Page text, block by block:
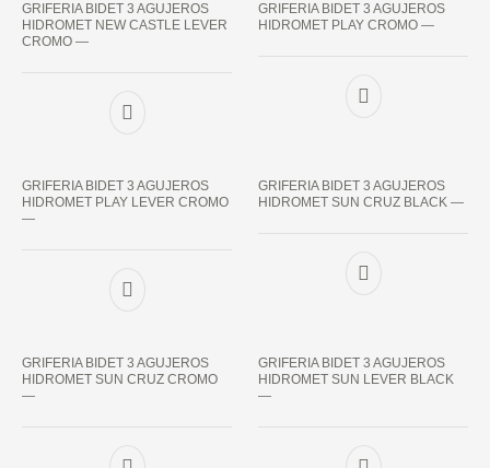
GRIFERIA BIDET 3 AGUJEROS
HIDROMET NEW CASTLE LEVER
CROMO —
GRIFERIA BIDET 3 AGUJEROS
HIDROMET PLAY CROMO —
GRIFERIA BIDET 3 AGUJEROS
HIDROMET PLAY LEVER CROMO
—
GRIFERIA BIDET 3 AGUJEROS
HIDROMET SUN CRUZ BLACK —
GRIFERIA BIDET 3 AGUJEROS
HIDROMET SUN CRUZ CROMO
—
GRIFERIA BIDET 3 AGUJEROS
HIDROMET SUN LEVER BLACK
—